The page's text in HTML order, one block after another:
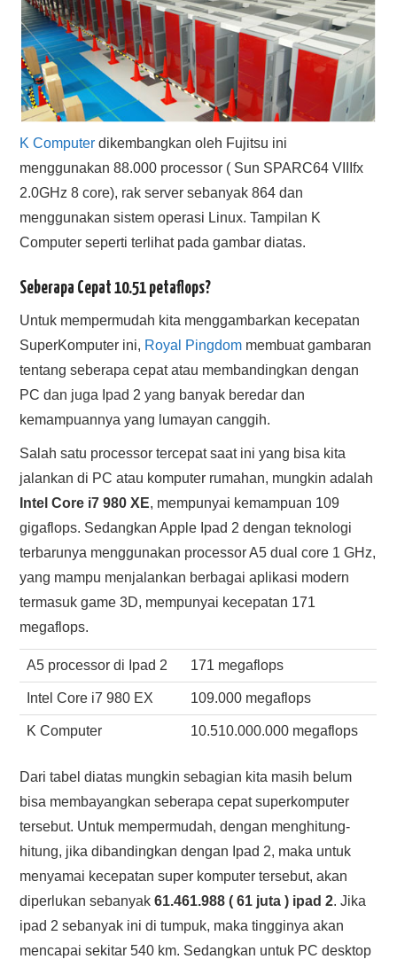
K Computer dikembangkan oleh Fujitsu ini
menggunakan 88.000 processor ( Sun SPARC64 VIIIfx
2.0GHz 8 core), rak server sebanyak 864 dan
menggunakan sistem operasi Linux. Tampilan K
Computer seperti terlihat pada gambar diatas.
Seberapa Cepat 10.51 petaflops?
Untuk mempermudah kita menggambarkan kecepatan
SuperKomputer ini, Royal Pingdom membuat gambaran
tentang seberapa cepat atau membandingkan dengan
PC dan juga Ipad 2 yang banyak beredar dan
kemampuannya yang lumayan canggih.
Salah satu processor tercepat saat ini yang bisa kita
jalankan di PC atau komputer rumahan, mungkin adalah
Intel Core i7 980 XE, mempunyai kemampuan 109
gigaflops. Sedangkan Apple Ipad 2 dengan teknologi
terbarunya menggunakan processor A5 dual core 1 GHz,
yang mampu menjalankan berbagai aplikasi modern
termasuk game 3D, mempunyai kecepatan 171
megaflops.
A5 processor di Ipad 2 171 megaflops
Intel Core i7 980 EX 109.000 megaflops
K Computer 10.510.000.000 megaflops
Dari tabel diatas mungkin sebagian kita masih belum
bisa membayangkan seberapa cepat superkomputer
tersebut. Untuk mempermudah, dengan menghitung-
hitung, jika dibandingkan dengan Ipad 2, maka untuk
menyamai kecepatan super komputer tersebut, akan
diperlukan sebanyak61.461.988 ( 61 juta ) ipad 2. Jika
ipad 2 sebanyak ini di tumpuk, maka tingginya akan
mencapai sekitar 540 km. Sedangkan untuk PC desktop